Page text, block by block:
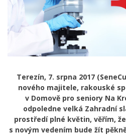
Terezín, 7. srpna 2017
nového majitele, rakouské
v Domově pro seniory Na
odpoledne velká Zahradní
prostředí plné květin, věřím,
s novým vedením bude žít